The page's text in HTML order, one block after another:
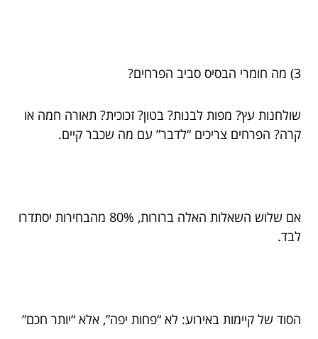
3) מה חומרי הבסיס סביב הפרחים?
שולחנות עץ? מפות לבנות? בטון? זכוכית? תאורה חמה או
קרה? הפרחים צריכים “לדבר” עם מה שכבר קיים.
אם שלוש השאלות האלה ברורות, 80% מהבחירות יסתדרו
לבד.
הסוד של קיימות באירוע: לא “פחות יפה”, אלא “יותר חכם”